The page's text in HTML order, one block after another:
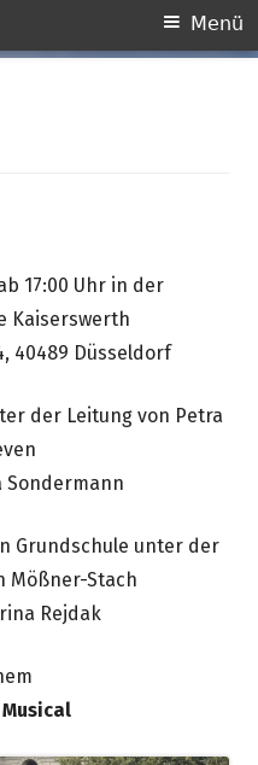
Menü
17:00 Uhr in der
Kaiserswerth
40489 Düsseldorf
der Leitung von Petra
Sondermann
Grundschule unter der
Mößner-Stach
Rejdak